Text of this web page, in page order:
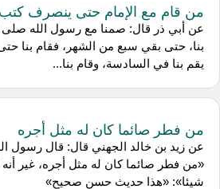
من قام مع الإمام حتى ينصرف كتب
عن أبي ذر قال: صمنا مع رسول الله صلى
بنا، حتى بقي سبع من الشهر، فقام بنا
يقم بنا في السادسة، وقام بنا...
من فطر صائما كان له مثل أجره
عن زيد بن خالد الجهني قال: قال رسول
«من فطر صائما كان له مثل أجره، غير
شيئا»: «هذا حديث حسن صحيح»